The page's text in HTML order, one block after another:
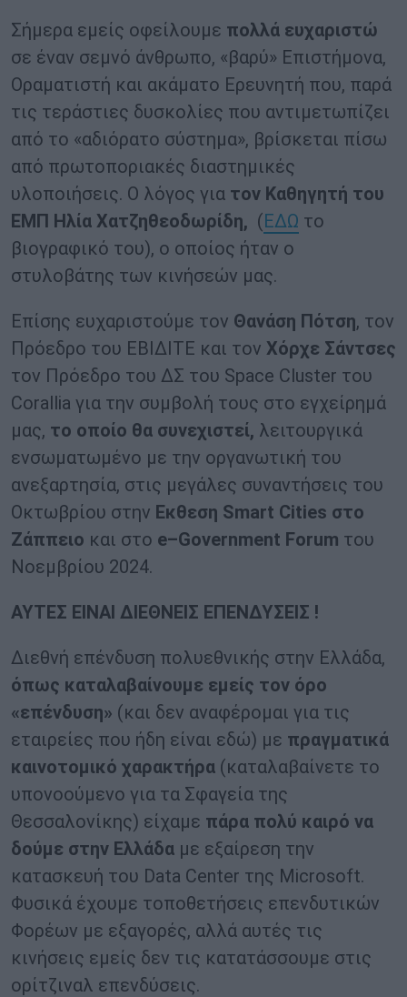
Σήμερα εμείς οφείλουμε πολλά ευχαριστώ
σε έναν σεμνό άνθρωπο, «βαρύ» Επιστήμονα,
Οραματιστή και ακάματο Ερευνητή που, παρά
τις τεράστιες δυσκολίες που αντιμετωπίζει
από το «αδιόρατο σύστημα», βρίσκεται πίσω
από πρωτοποριακές διαστημικές
υλοποιήσεις. Ο λόγος για τον Καθηγητή του
ΕΜΠ Ηλία Χατζηθεοδωρίδη, (ΕΔΩ το
βιογραφικό του), ο οποίος ήταν ο
στυλοβάτης των κινήσεών μας.
Eπίσης ευχαριστούμε τον Θανάση Πότση, τον
Πρόεδρο του ΕΒΙΔΙΤΕ και τον Χόρχε Σάντσες
τον Πρόεδρο του ΔΣ του Space Cluster του
Corallia για την συμβολή τους στο εγχείρημά
μας, το οποίο θα συνεχιστεί, λειτουργικά
ενσωματωμένο με την οργανωτική του
ανεξαρτησία, στις μεγάλες συναντήσεις του
Οκτωβρίου στην Εκθεση Smart Cities στο
Ζάππειο και στο e–Government Forum του
Νοεμβρίου 2024.
ΑΥΤΕΣ ΕΙΝΑΙ ΔΙΕΘΝΕΙΣ ΕΠΕΝΔΥΣΕΙΣ !
Διεθνή επένδυση πολυεθνικής στην Ελλάδα,
όπως καταλαβαίνουμε εμείς τον όρο
«επένδυση» (και δεν αναφέρομαι για τις
εταιρείες που ήδη είναι εδώ) με πραγματικά
καινοτομικό χαρακτήρα (καταλαβαίνετε το
υπονοούμενο για τα Σφαγεία της
Θεσσαλονίκης) είχαμε πάρα πολύ καιρό να
δούμε στην Ελλάδα με εξαίρεση την
κατασκευή του Data Center της Microsoft.
Φυσικά έχουμε τοποθετήσεις επενδυτικών
Φορέων με εξαγορές, αλλά αυτές τις
κινήσεις εμείς δεν τις κατατάσσουμε στις
ορίτζιναλ επενδύσεις.